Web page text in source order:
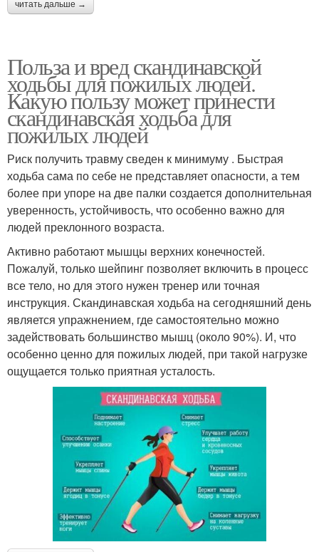
читать дальше →
Польза и вред скандинавской
ходьбы для пожилых людей.
Какую пользу может принести
скандинавская ходьба для
пожилых людей
Риск получить травму сведен к минимуму . Быстрая
ходьба сама по себе не представляет опасности, а тем
более при упоре на две палки создается дополнительная
уверенность, устойчивость, что особенно важно для
людей преклонного возраста.
Активно работают мышцы верхних конечностей.
Пожалуй, только шейпинг позволяет включить в процесс
все тело, но для этого нужен тренер или точная
инструкция. Скандинавская ходьба на сегодняшний день
является упражнением, где самостоятельно можно
задействовать большинство мышц (около 90%). И, что
особенно ценно для пожилых людей, при такой нагрузке
ощущается только приятная усталость.